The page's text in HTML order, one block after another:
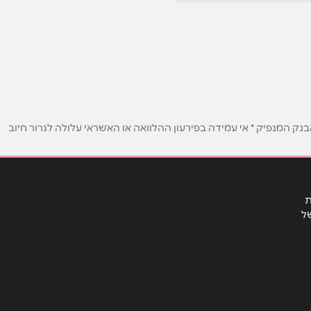
* אי עמידה בפירעון ההלוואה או האשראי עלולה לגרור חיוב